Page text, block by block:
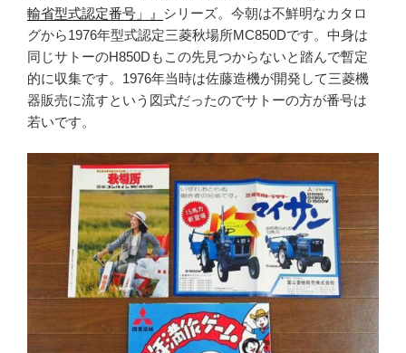
輸省型式認定番号」』 シリーズ。今朝は不鮮明なカタロ
グから1976年型式認定三菱秋場所MC850Dです。中身は
同じサトーのH850Dもこの先見つからないと踏んで暫定
的に収集です。1976年当時は佐藤造機が開発して三菱機
器販売に流すという図式だったのでサトーの方が番号は
若いです。